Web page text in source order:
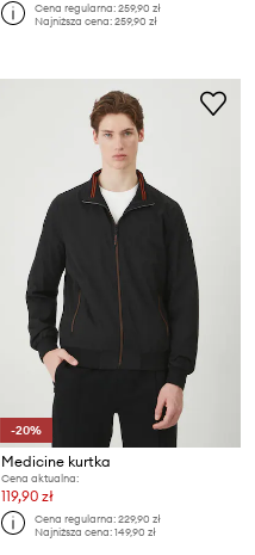
Cena regularna:259,90 zł
Najniższa cena:259,90 zł
-20%
Medicine kurtka
Cena aktualna:
119,90 zł
Cena regularna:229,90 zł
Najniższa cena:149,90 zł